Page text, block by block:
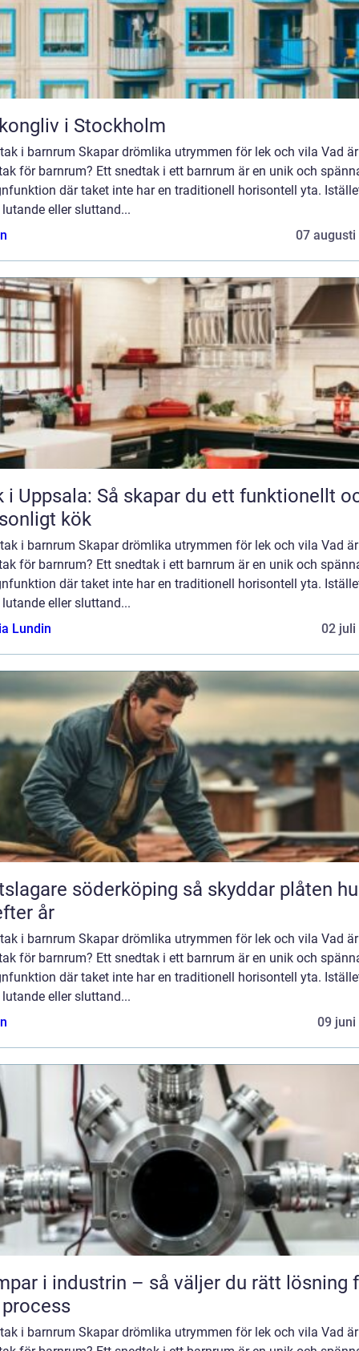
i Stockholm
i barnrum Skapar drömlika utrymmen för lek och vila Vad
för barnrum? Ett snedtak i ett barnrum är en unik och
där taket inte har en traditionell horisontell yta.
eller sluttand...
07 augusti
i Uppsala: Så skapar du ett funktionellt
kök
i barnrum Skapar drömlika utrymmen för lek och vila Vad
för barnrum? Ett snedtak i ett barnrum är en unik och
där taket inte har en traditionell horisontell yta.
eller sluttand...
Lundin
02 juli
söderköping så skyddar plåten huset
år
i barnrum Skapar drömlika utrymmen för lek och vila Vad
för barnrum? Ett snedtak i ett barnrum är en unik och
där taket inte har en traditionell horisontell yta.
eller sluttand...
09 juni
i industrin – så väljer du rätt lösning
i barnrum Skapar drömlika utrymmen för lek och vila Vad